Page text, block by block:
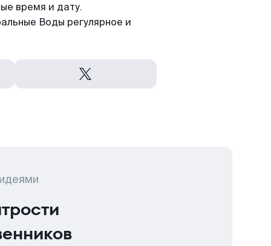
время и дату.
Воды регулярное и